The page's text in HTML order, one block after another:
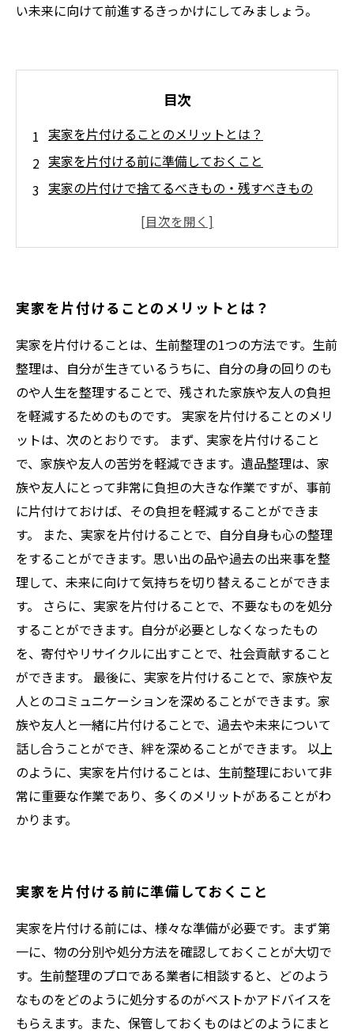
い未来に向けて前進するきっかけにしてみましょう。
目次
実家を片付けることのメリットとは？
実家を片付ける前に準備しておくこと
実家の片付けで捨てるべきもの・残すべきもの
ち
実家を片付けることのメリットとは？
実家を片付けることは、生前整理の1つの方法です。生前
整理は、自分が生きているうちに、自分の身の回りのも
のや人生を整理することで、残された家族や友人の負担
を軽減するためのものです。 実家を片付けることのメリ
ットは、次のとおりです。 まず、実家を片付けること
で、家族や友人の苦労を軽減できます。遺品整理は、家
族や友人にとって非常に負担の大きな作業ですが、事前
に片付けておけば、その負担を軽減することができま
す。 また、実家を片付けることで、自分自身も心の整理
をすることができます。思い出の品や過去の出来事を整
理して、未来に向けて気持ちを切り替えることができま
す。 さらに、実家を片付けることで、不要なものを処分
することができます。自分が必要としなくなったもの
を、寄付やリサイクルに出すことで、社会貢献すること
ができます。 最後に、実家を片付けることで、家族や友
人とのコミュニケーションを深めることができます。家
族や友人と一緒に片付けることで、過去や未来について
話し合うことができ、絆を深めることができます。 以上
のように、実家を片付けることは、生前整理において非
常に重要な作業であり、多くのメリットがあることがわ
かります。
実家を片付ける前に準備しておくこと
実家を片付ける前には、様々な準備が必要です。まず第
一に、物の分別や処分方法を確認しておくことが大切で
す。生前整理のプロである業者に相談すると、どのよう
なものをどのように処分するのがベストかアドバイスを
もらえます。また、保管しておくものはどのようにまと